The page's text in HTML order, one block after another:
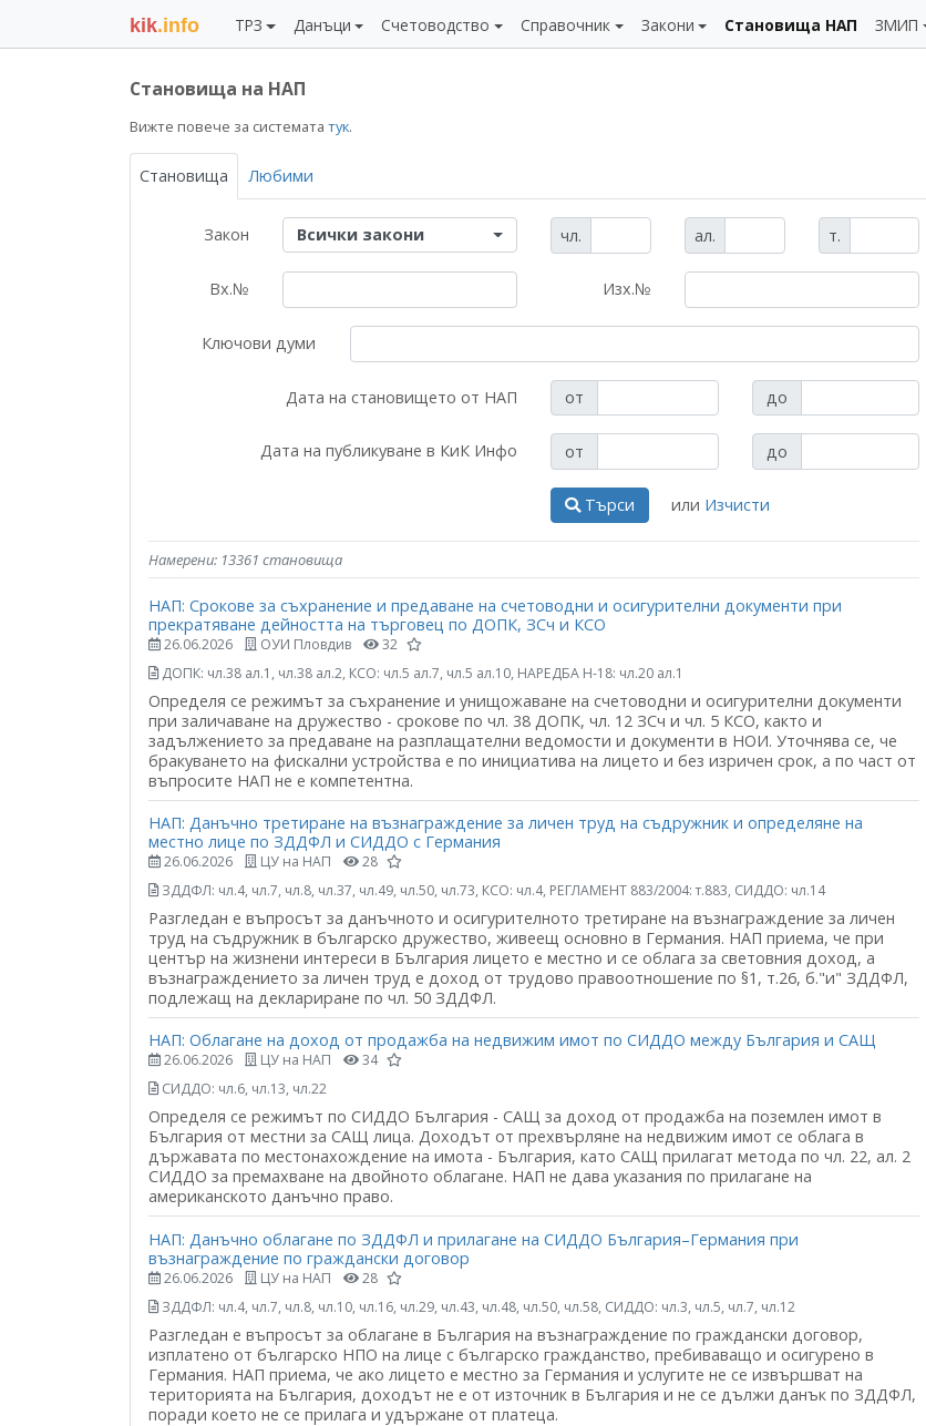
kik.info ТРЗ Данъци Счетоводство Справочник Закони Становища НАП ЗМИП
Становища на НАП
Вижте повече за системата тук.
Становища Любими
Закон Всички закони чл. ал. т.
Вх.№ Изх.№
Ключови думи
Дата на становището от НАП от до
Дата на публикуване в КиК Инфо от до
Търси или Изчисти
Намерени: 13361 становища
НАП: Срокове за съхранение и предаване на счетоводни и осигурителни документи при
прекратяване дейността на търговец по ДОПК, ЗСч и КСО
26.06.2026 ОУИ Пловдив
32
ДОПК: чл.38 ал.1, чл.38 ал.2, КСО: чл.5 ал.7, чл.5 ал.10, НАРЕДБА Н-18: чл.20 ал.1
Определя се режимът за съхранение и унищожаване на счетоводни и осигурителни документи
при заличаване на дружество - срокове по чл. 38 ДОПК, чл. 12 ЗСч и чл. 5 КСО, както и
задължението за предаване на разплащателни ведомости и документи в НОИ. Уточнява се, че
бракуването на фискални устройства е по инициатива на лицето и без изричен срок, а по част от
въпросите НАП не е компетентна.
НАП: Данъчно третиране на възнаграждение за личен труд на съдружник и определяне на
местно лице по ЗДДФЛ и СИДДО с Германия
26.06.2026 ЦУ на НАП
28
ЗДДФЛ: чл.4, чл.7, чл.8, чл.37, чл.49, чл.50, чл.73, КСО: чл.4, РЕГЛАМЕНТ 883/2004: т.883, СИДДО: чл.14
Разгледан е въпросът за данъчното и осигурителното третиране на възнаграждение за личен
труд на съдружник в българско дружество, живеещ основно в Германия. НАП приема, че при
център на жизнени интереси в България лицето е местно и се облага за световния доход, а
възнаграждението за личен труд е доход от трудово правоотношение по §1, т.26, б."и" ЗДДФЛ,
подлежащ на деклариране по чл. 50 ЗДДФЛ.
НАП: Облагане на доход от продажба на недвижим имот по СИДДО между България и САЩ
26.06.2026 ЦУ на НАП
34
СИДДО: чл.6, чл.13, чл.22
Определя се режимът по СИДДО България - САЩ за доход от продажба на поземлен имот в
България от местни за САЩ лица. Доходът от прехвърляне на недвижим имот се облага в
държавата по местонахождение на имота - България, като САЩ прилагат метода по чл. 22, ал. 2
СИДДО за премахване на двойното облагане. НАП не дава указания по прилагане на
американското данъчно право.
НАП: Данъчно облагане по ЗДДФЛ и прилагане на СИДДО България–Германия при
възнаграждение по граждански договор
26.06.2026 ЦУ на НАП
28
ЗДДФЛ: чл.4, чл.7, чл.8, чл.10, чл.16, чл.29, чл.43, чл.48, чл.50, чл.58, СИДДО: чл.3, чл.5, чл.7, чл.12
Разгледан е въпросът за облагане в България на възнаграждение по граждански договор,
изплатено от българско НПО на лице с българско гражданство, пребиваващо и осигурено в
Германия. НАП приема, че ако лицето е местно за Германия и услугите не се извършват на
територията на България, доходът не е от източник в България и не се дължи данък по ЗДДФЛ,
поради което не се прилага и удържане от платеца.